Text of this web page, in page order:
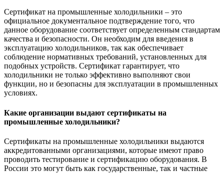
Сертификат на промышленные холодильники – это
официальное документальное подтверждение того, что
данное оборудование соответствует определенным стандартам
качества и безопасности. Он необходим для введения в
эксплуатацию холодильников, так как обеспечивает
соблюдение нормативных требований, установленных для
подобных устройств. Сертификат гарантирует, что
холодильники не только эффективно выполняют свои
функции, но и безопасны для эксплуатации в промышленных
условиях.
Какие организации выдают сертификаты на
промышленные холодильники?
Сертификаты на промышленные холодильники выдаются
аккредитованными организациями, которые имеют право
проводить тестирование и сертификацию оборудования. В
России это могут быть как государственные, так и частные